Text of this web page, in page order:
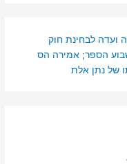
ועדה לבחינת חוק
הספר; אמירה הס
של נתן אלת